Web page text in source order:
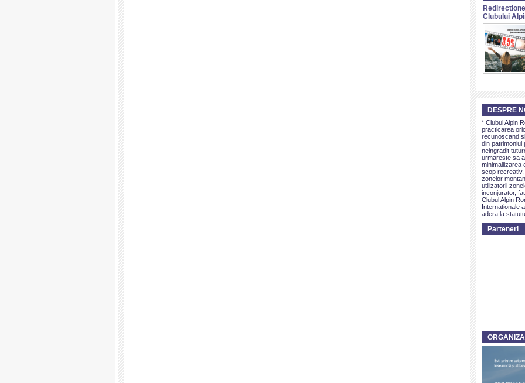
Clubului
DESPRE
* Clubul Alpin
practicarea
recunoscand
din patrimoniul
neingradit
urmareste sa
minimaliizarea
scop
zonelor
utilizatorii
inconjurator,
Clubul Alpin
Internationale
adera la
Parteneri